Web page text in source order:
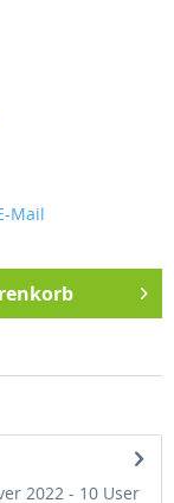
Mail
2022 - 10 User